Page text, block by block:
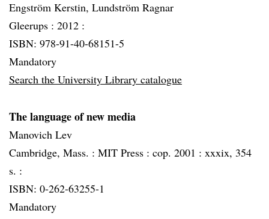
Engström Kerstin, Lundström Ragnar
Gleerups : 2012 :
ISBN: 978-91-40-68151-5
Mandatory
Search the University Library catalogue
The language of new media
Manovich Lev
Cambridge, Mass. : MIT Press : cop. 2001 : xxxix, 354
s. :
ISBN: 0-262-63255-1
Mandatory